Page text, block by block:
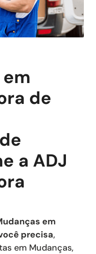
de
a ADJ
em
precisa,
em Mudanças,